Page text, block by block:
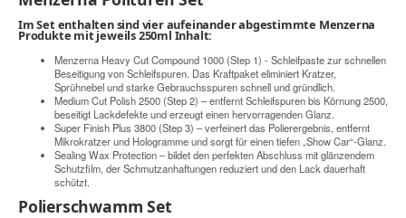
Im Set enthalten sind vier aufeinander abgestimmte Menzerna
Produkte mit jeweils 250ml Inhalt:
Menzerna Heavy Cut Compound 1000 (Step 1) - Schleifpaste zur schnellen
Beseitigung von Schleifspuren. Das Kraftpaket eliminiert Kratzer,
Sprühnebel und starke Gebrauchsspuren schnell und gründlich.
Medium Cut Polish 2500 (Step 2) – entfernt Schleifspuren bis Körnung 2500,
beseitigt Lackdefekte und erzeugt einen hervorragenden Glanz.
Super Finish Plus 3800 (Step 3) – verfeinert das Polierergebnis, entfernt
Mikrokratzer und Hologramme und sorgt für einen tiefen „Show Car“-Glanz.
Sealing Wax Protection – bildet den perfekten Abschluss mit glänzendem
Schutzfilm, der Schmutzanhaftungen reduziert und den Lack dauerhaft
schützt.
Polierschwamm Set